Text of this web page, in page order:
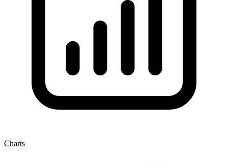
Charts